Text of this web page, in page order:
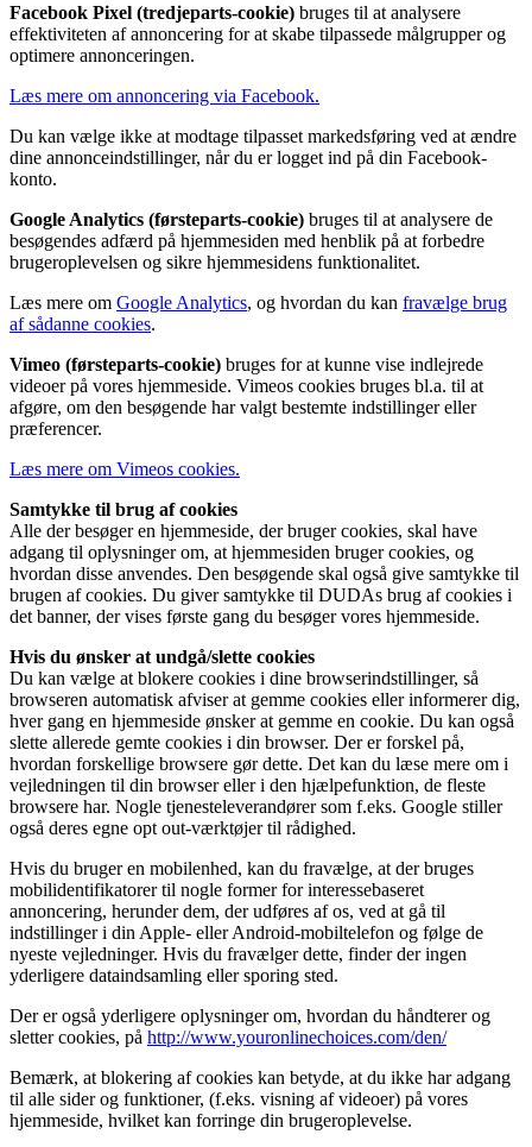
Facebook Pixel (tredjeparts-cookie) bruges til at analysere
effektiviteten af annoncering for at skabe tilpassede målgrupper og
optimere annonceringen.
Læs mere om annoncering via Facebook.
Du kan vælge ikke at modtage tilpasset markedsføring ved at ændre
dine annonceindstillinger, når du er logget ind på din Facebook-
konto.
Google Analytics (førsteparts-cookie) bruges til at analysere de
besøgendes adfærd på hjemmesiden med henblik på at forbedre
brugeroplevelsen og sikre hjemmesidens funktionalitet.
Læs mere om Google Analytics, og hvordan du kan fravælge brug
af sådanne cookies.
Vimeo (førsteparts-cookie) bruges for at kunne vise indlejrede
videoer på vores hjemmeside. Vimeos cookies bruges bl.a. til at
afgøre, om den besøgende har valgt bestemte indstillinger eller
præferencer.
Læs mere om Vimeos cookies.
Samtykke til brug af cookies
Alle der besøger en hjemmeside, der bruger cookies, skal have
adgang til oplysninger om, at hjemmesiden bruger cookies, og
hvordan disse anvendes. Den besøgende skal også give samtykke til
brugen af cookies. Du giver samtykke til DUDAs brug af cookies i
det banner, der vises første gang du besøger vores hjemmeside.
Hvis du ønsker at undgå/slette cookies
Du kan vælge at blokere cookies i dine browserindstillinger, så
browseren automatisk afviser at gemme cookies eller informerer dig,
hver gang en hjemmeside ønsker at gemme en cookie. Du kan også
slette allerede gemte cookies i din browser. Der er forskel på,
hvordan forskellige browsere gør dette. Det kan du læse mere om i
vejledningen til din browser eller i den hjælpefunktion, de fleste
browsere har. Nogle tjenesteleverandører som f.eks. Google stiller
også deres egne opt out-værktøjer til rådighed.
Hvis du bruger en mobilenhed, kan du fravælge, at der bruges
mobilidentifikatorer til nogle former for interessebaseret
annoncering, herunder dem, der udføres af os, ved at gå til
indstillinger i din Apple- eller Android-mobiltelefon og følge de
nyeste vejledninger. Hvis du fravælger dette, finder der ingen
yderligere dataindsamling eller sporing sted.
Der er også yderligere oplysninger om, hvordan du håndterer og
sletter cookies, på http://www.youronlinechoices.com/den/
Bemærk, at blokering af cookies kan betyde, at du ikke har adgang
til alle sider og funktioner, (f.eks. visning af videoer) på vores
hjemmeside, hvilket kan forringe din brugeroplevelse.